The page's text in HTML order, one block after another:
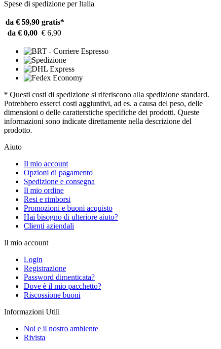
Spese di spedizione per Italia
da € 59,90 gratis*
da € 0,00 € 6,90
* Questi costi di spedizione si riferiscono alla spedizione standard.
Potrebbero esserci costi aggiuntivi, ad es. a causa del peso, delle
dimensioni o delle caratterstiche specifiche dei prodotti. Queste
informazioni sono indicate direttamente nella descrizione del
prodotto.
Aiuto
Il mio account
Opzioni di pagamento
Spedizione e consegna
Il mio ordine
Resi e rimborsi
Promozioni e buoni acquisto
Hai bisogno di ulteriore aiuto?
Clienti aziendali
Il mio account
Login
Registrazione
Password dimenticata?
Dove è il mio pacchetto?
Riscossione buoni
Informazioni Utili
Noi e il nostro ambiente
Rivista